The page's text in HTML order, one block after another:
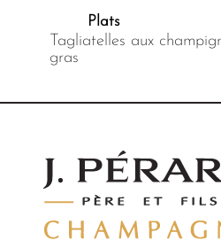
Plats
Tagliatelles aux
gras